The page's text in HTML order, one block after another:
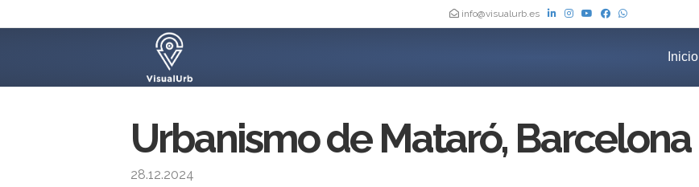
info@visualurb.es
Inicio
Urbanismo de Mataró, Barcelona
28.12.2024